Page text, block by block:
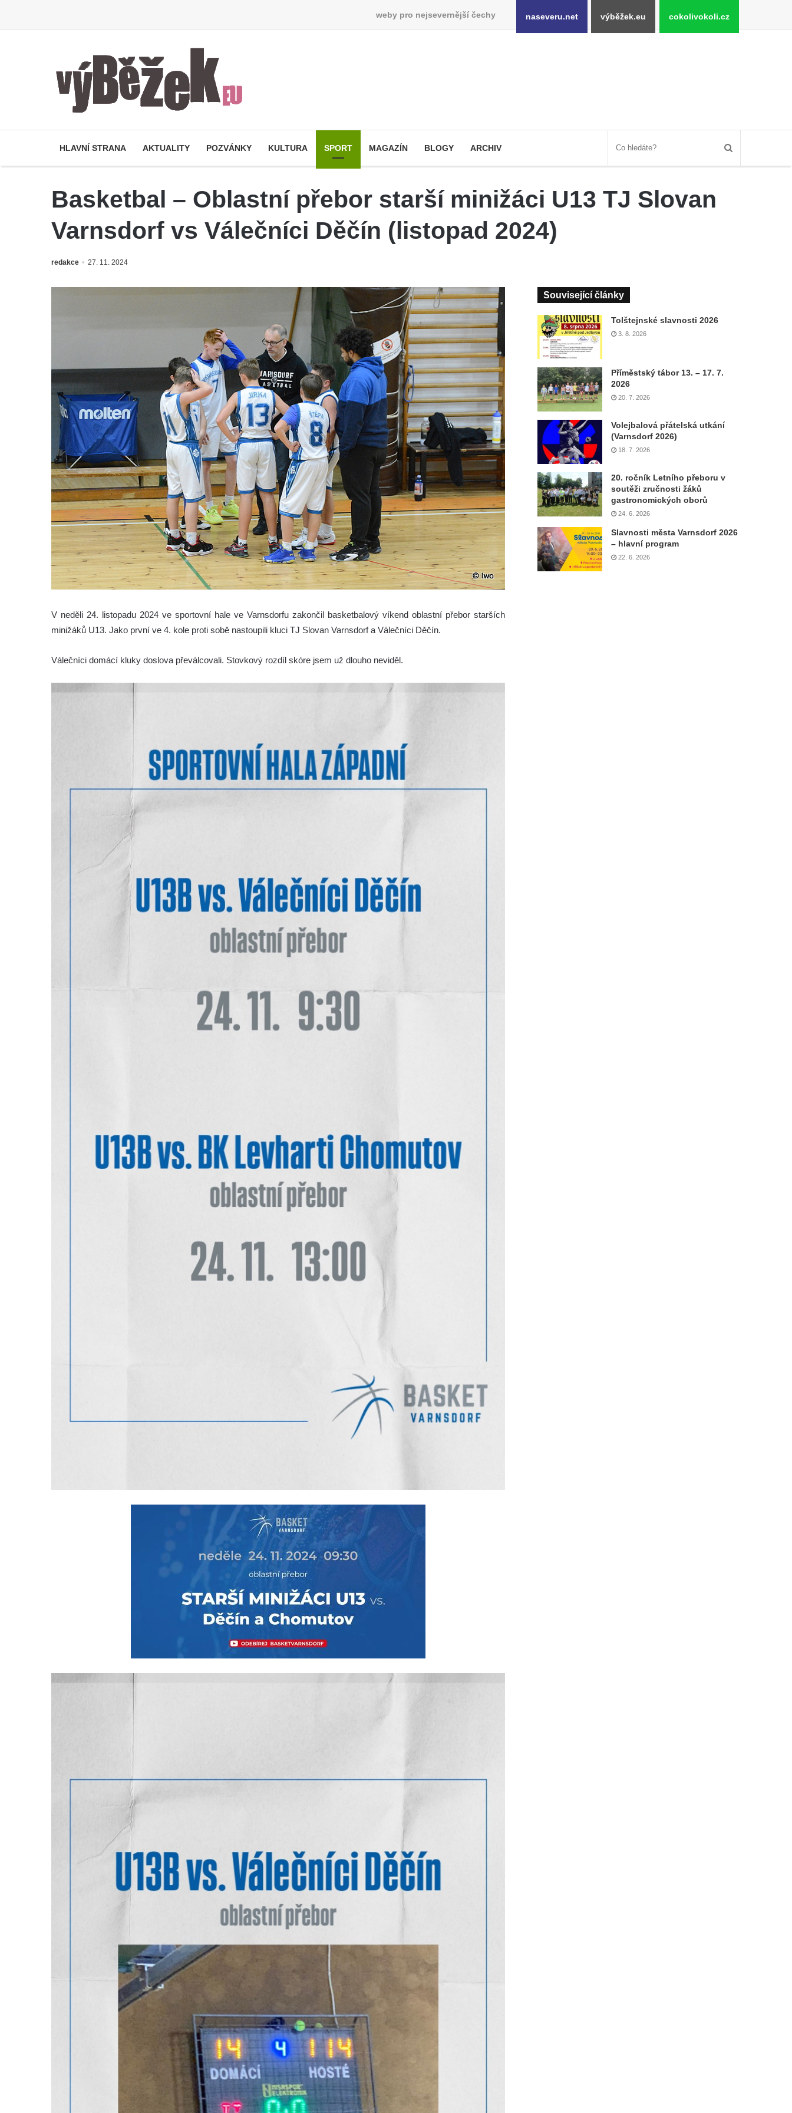
weby pro nejsevernější čechy naseveru.net výběžek.eu cokolivokoli.cz
HLAVNÍ STRANA AKTUALITY POZVÁNKY KULTURA SPORT MAGAZÍN BLOGY ARCHIV
Basketbal – Oblastní přebor starší minižáci U13 TJ Slovan
Varnsdorf vs Válečníci Děčín (listopad 2024)
redakce 27. 11. 2024
V neděli 24. listopadu 2024 ve sportovní hale ve Varnsdorfu zakončil basketbalový víkend oblastní přebor starších
minižáků U13. Jako první ve 4. kole proti sobě nastoupili kluci TJ Slovan Varnsdorf a Válečníci Děčín.
Válečníci domácí kluky doslova převálcovali. Stovkový rozdíl skóre jsem už dlouho neviděl.
Související články
Tolštejnské slavnosti 2026
3. 8. 2026
Příměstský tábor 13. – 17. 7.
2026
20. 7. 2026
Volejbalová přátelská utkání
(Varnsdorf 2026)
18. 7. 2026
20. ročník Letního přeboru v
soutěži zručnosti žáků
gastronomických oborů
24. 6. 2026
Slavnosti města Varnsdorf 2026
– hlavní program
22. 6. 2026